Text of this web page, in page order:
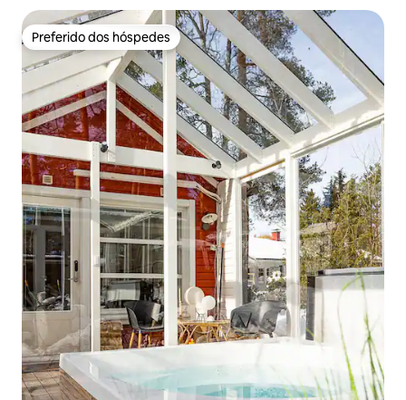
Preferido dos hóspedes
Preferido dos hóspedes